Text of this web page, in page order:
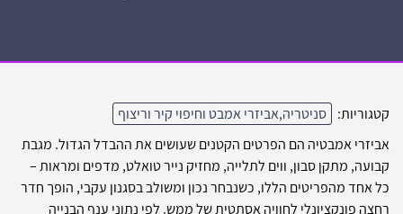
קטגוריות:
סניטריה,אביזרי אמבט וחיפוי קיר וריצוף
אביזרי אמבטיה הם הפרטים הקטנים שעושים את ההבדל הגדול. מגבת
קבועה, מתקן סבון, ווים לתלייה, מחזיק נייר טואלט, מדפים ומראות –
כל אחד מהפריטים הללו, כשנבחר נכון ומשולב בסגנון עקבי, הופך חדר
רחצה פונקציונלי לחוויה אסתטית של ממש. לפי נתוני ענף הבנייה